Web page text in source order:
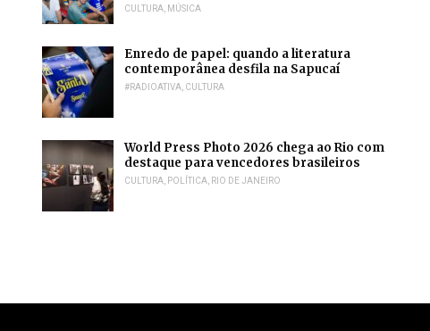
CULTURA, MÚSICA
Enredo de papel: quando a literatura
contemporânea desfila na Sapucaí
#RADIOATIVA, CULTURA
World Press Photo 2026 chega ao Rio com
destaque para vencedores brasileiros
CULTURA, POLÍTICA, RIO DE JANEIRO